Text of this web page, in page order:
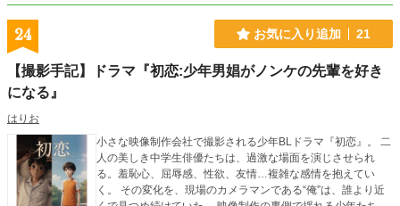
24 お気に入り追加 21
【撮影手記】ドラマ『初恋:少年男娼がノンケの先輩を好き
になる』
はりお
小さな映像制作会社で撮影される少年BLドラマ『初恋』。 二
人の美しき中学生俳優たちは、過激な場面を演じさせられ
る。羞恥心、屈辱感、性欲、友情…複雑な感情を抱えてい
く。 その変化を、現場のカメラマンである“俺”は、誰より近